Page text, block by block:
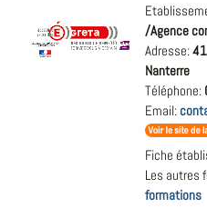
/Agence
Adresse:
Nanterre
Téléphone:
Email:
Fiche
Les autres
formations